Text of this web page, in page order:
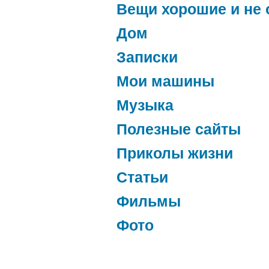
Вещи хорошие и не
Дом
Записки
Мои машины
Музыка
Полезные сайты
Приколы жизни
Статьи
Фильмы
Фото